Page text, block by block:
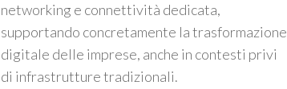
networking e connettività dedicata,
supportando concretamente la trasformazione
digitale delle imprese, anche in contesti privi
di infrastrutture tradizionali.